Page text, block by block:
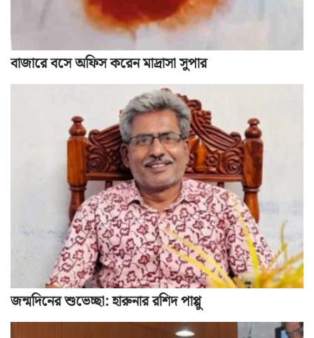
বাজারে বসে অফিস করেন মাদ্রাসা সুপার
জন্মদিনের শুভেচ্ছা: হারুনার রশিদ পাপ্পু